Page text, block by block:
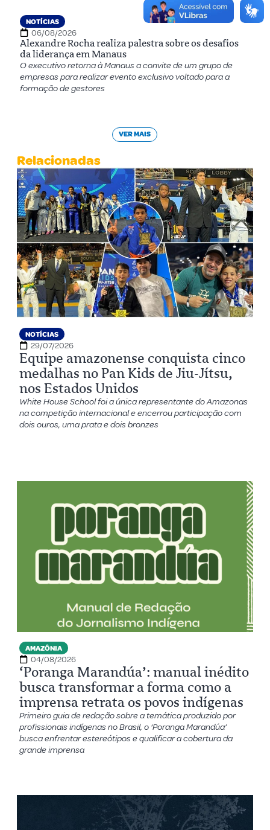
NOTÍCIAS
06/08/2026
Alexandre Rocha realiza palestra sobre os desafios
da liderança em Manaus
O executivo retorna à Manaus a convite de um grupo de
empresas para realizar evento exclusivo voltado para a
formação de gestores
VER MAIS
Relacionadas
NOTÍCIAS
29/07/2026
Equipe amazonense conquista cinco
medalhas no Pan Kids de Jiu-Jítsu,
nos Estados Unidos
White House School foi a única representante do Amazonas
na competição internacional e encerrou participação com
dois ouros, uma prata e dois bronzes
AMAZÔNIA
04/08/2026
‘Poranga Marandúa’: manual inédito
busca transformar a forma como a
imprensa retrata os povos indígenas
Primeiro guia de redação sobre a temática produzido por
profissionais indígenas no Brasil, o ‘Poranga Marandúa’
busca enfrentar estereótipos e qualificar a cobertura da
grande imprensa